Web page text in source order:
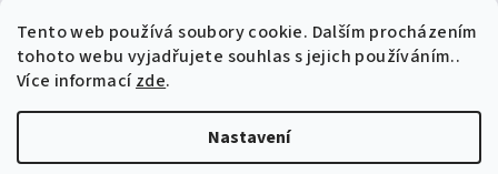
Tento web používá soubory cookie. Dalším procházením
tohoto webu vyjadřujete souhlas s jejich používáním..
Více informacízde.
Nastavení